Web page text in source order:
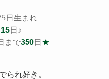
日生まれ
15日♪
まで350日 ★
られ好き。